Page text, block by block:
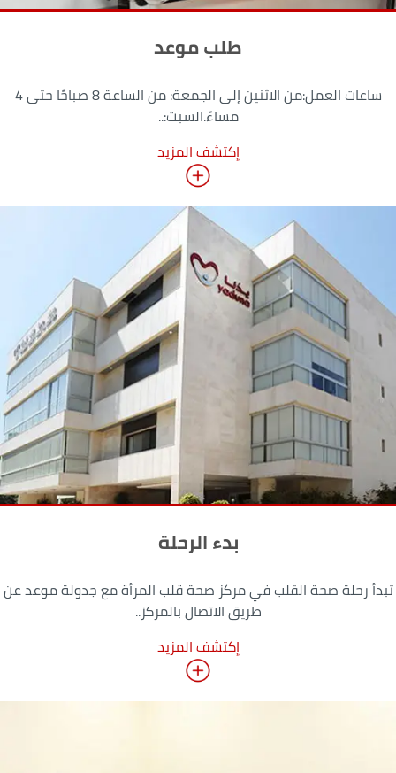
طلب موعد
ساعات العمل:من الاثنين إلى الجمعة: من الساعة 8 صباحًا حتى 4
مساءً.السبت:..
إكتشف المزيد
بدء الرحلة
تبدأ رحلة صحة القلب في مركز صحة قلب المرأة مع جدولة موعد عن
طريق الاتصال بالمركز..
إكتشف المزيد